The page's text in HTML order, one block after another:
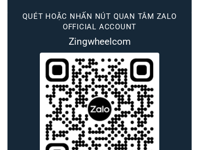
QUÉT HOẶC NHẤN NÚT QUAN TÂM ZALO
OFFICIAL ACCOUNT
Zingwheelcom